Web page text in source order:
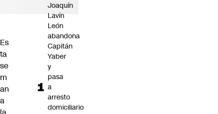
Es
ta
se
m
an
a
Joaquín
Lavín
León
abandona
Capitán
Yaber
y
pasa
a
arresto
domiciliario